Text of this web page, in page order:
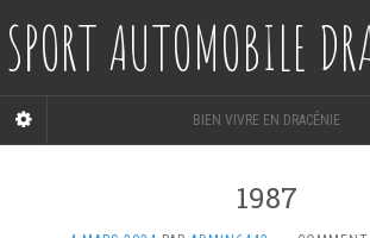
SPORT AUTOMOBILE
BIEN VIVRE EN DRACÉNIE
1987